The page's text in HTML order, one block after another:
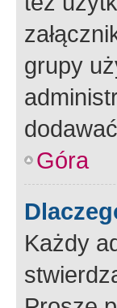
grupy
Góra
Każdy